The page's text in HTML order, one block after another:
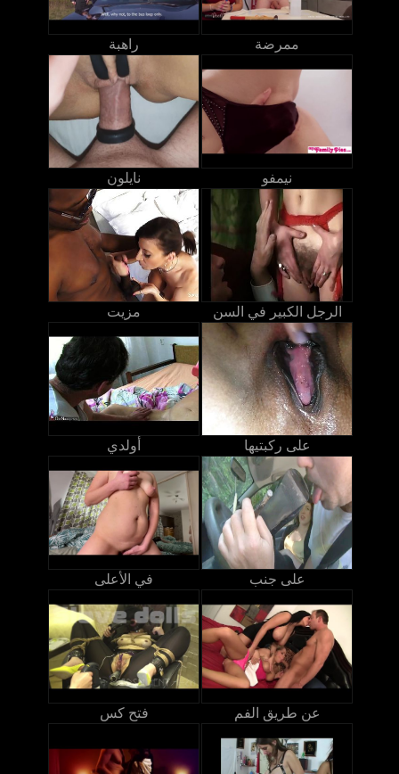
راهبة ممرضة
نايلون نيمفو
مزيت الرجل الكبير في السن
أولدي على ركبتيها
في الأعلى على جنب
فتح كس عن طريق الفم